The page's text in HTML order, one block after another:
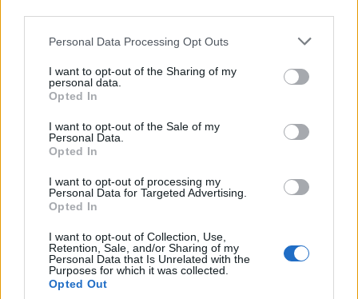
Please note that this website/app uses one or more Google
not limited to your visit or usage behaviour. You may click to
grant or deny consent to Google and its third-party tags to
use your data for below specified purposes in below Google
consent section.
Personal Data Processing Opt Outs
I want to opt-out of the Sharing of my
personal data.
Opted In
I want to opt-out of the Sale of my
Personal Data.
Opted In
I want to opt-out of processing my
Personal Data for Targeted Advertising.
Opted In
I want to opt-out of Collection, Use,
Retention, Sale, and/or Sharing of my
Personal Data that Is Unrelated with the
Purposes for which it was collected.
Opted Out
1. A mélyhűtött spenótot egy tálba öntöm, és
szobahőmérsékleten hagyom kiolvadni.
2. A tésztához a lisztet összemorzsolom az apróra
vágott vajkockákkal, majd labdává gyúrom, és 2-3
evőkanál vízzel segítem, hogy minél könnyebben
összeálljon (nekem víz nélkül is egész szép labda lett
belőle). Az omlós tésztánál fontos, hogy hideg
alapanyagokkal dolgozzunk, így a vaj és a víz is
legyen hideg, és éppen csak addig morzsolgassuk a
vajat a lisztben, amíg azok teljesen összevegyülnek.